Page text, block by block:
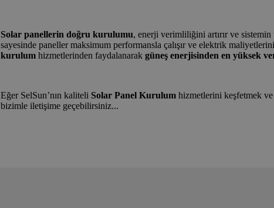
Solar panellerin doğru kurulumu, enerji verimliliğini artırır ve
sayesinde paneller maksimum performansla çalışır ve elektrik
kurulumhizmetlerinden faydalanarak güneş enerjisinden en yüksek
Eğer SelSun’nın kaliteli Solar Panel Kurulumhizmetlerini keşfetmek ve
bizimle iletişime geçebilirsiniz...